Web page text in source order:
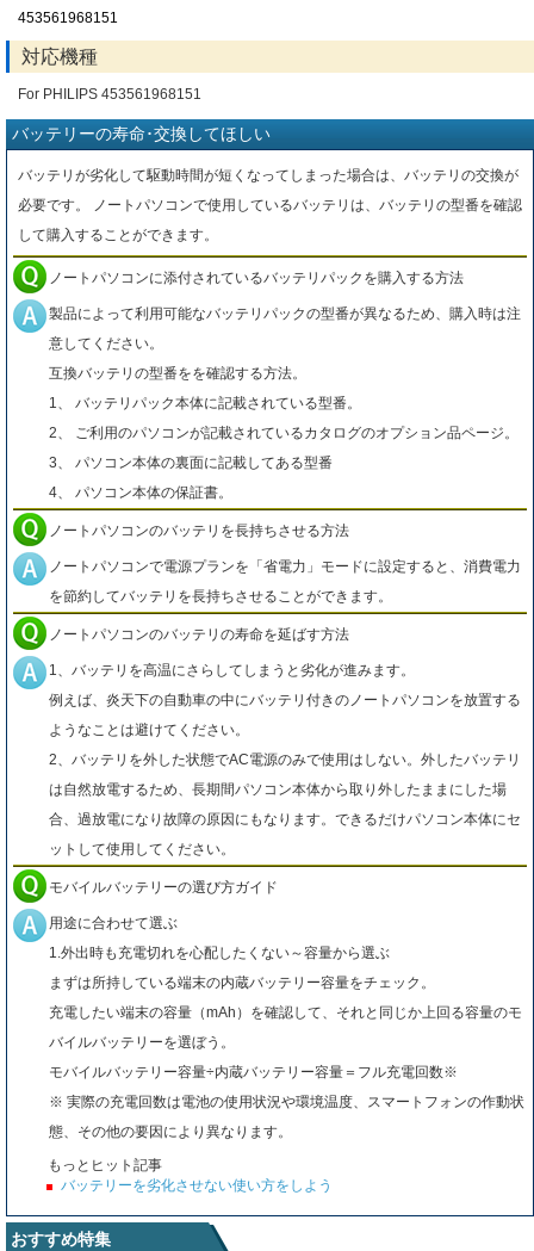
453561968151
対応機種
For PHILIPS 453561968151
バッテリーの寿命･交換してほしい
バッテリが劣化して駆動時間が短くなってしまった場合は、バッテリの交換が
必要です。 ノートパソコンで使用しているバッテリは、バッテリの型番を確認
して購入することができます。
ノートパソコンに添付されているバッテリパックを購入する方法
製品によって利用可能なバッテリパックの型番が異なるため、購入時は注
意してください。
互換バッテリの型番をを確認する方法。
1、 バッテリパック本体に記載されている型番。
2、 ご利用のパソコンが記載されているカタログのオプション品ページ。
3、 パソコン本体の裏面に記載してある型番
4、 パソコン本体の保証書。
ノートパソコンのバッテリを長持ちさせる方法
ノートパソコンで電源プランを「省電力」モードに設定すると、消費電力
を節約してバッテリを長持ちさせることができます。
ノートパソコンのバッテリの寿命を延ばす方法
1、バッテリを高温にさらしてしまうと劣化が進みます。
例えば、炎天下の自動車の中にバッテリ付きのノートパソコンを放置する
ようなことは避けてください。
2、バッテリを外した状態でAC電源のみで使用はしない。外したバッテリ
は自然放電するため、長期間パソコン本体から取り外したままにした場
合、過放電になり故障の原因にもなります。できるだけパソコン本体にセ
ットして使用してください。
モバイルバッテリーの選び方ガイド
用途に合わせて選ぶ
1.外出時も充電切れを心配したくない～容量から選ぶ
まずは所持している端末の内蔵バッテリー容量をチェック。
充電したい端末の容量（mAh）を確認して、それと同じか上回る容量のモ
バイルバッテリーを選ぼう。
モバイルバッテリー容量÷内蔵バッテリー容量＝フル充電回数※
※ 実際の充電回数は電池の使用状況や環境温度、スマートフォンの作動状
態、その他の要因により異なります。
もっとヒット記事
バッテリーを劣化させない使い方をしよう
おすすめ特集